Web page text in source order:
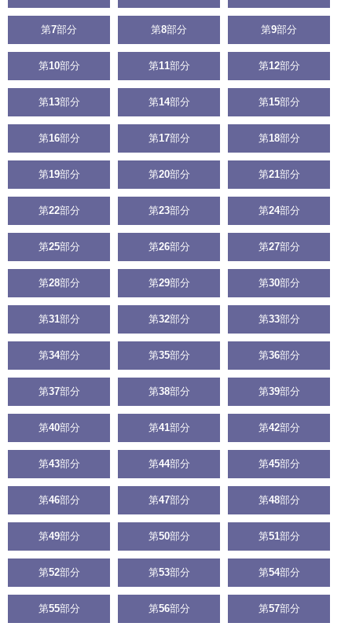
第7部分 第8部分 第9部分
第10部分 第11部分 第12部分
第13部分 第14部分 第15部分
第16部分 第17部分 第18部分
第19部分 第20部分 第21部分
第22部分 第23部分 第24部分
第25部分 第26部分 第27部分
第28部分 第29部分 第30部分
第31部分 第32部分 第33部分
第34部分 第35部分 第36部分
第37部分 第38部分 第39部分
第40部分 第41部分 第42部分
第43部分 第44部分 第45部分
第46部分 第47部分 第48部分
第49部分 第50部分 第51部分
第52部分 第53部分 第54部分
第55部分 第56部分 第57部分